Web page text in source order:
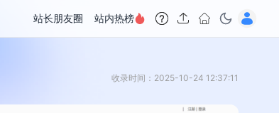
站长朋友圈 站内热榜
收录时间：2025-10-24 12:37:11